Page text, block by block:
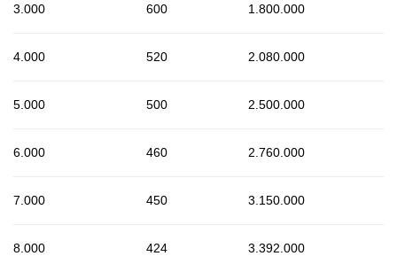
3.000 600 1.800.000
4.000 520 2.080.000
5.000 500 2.500.000
6.000 460 2.760.000
7.000 450 3.150.000
8.000 424 3.392.000